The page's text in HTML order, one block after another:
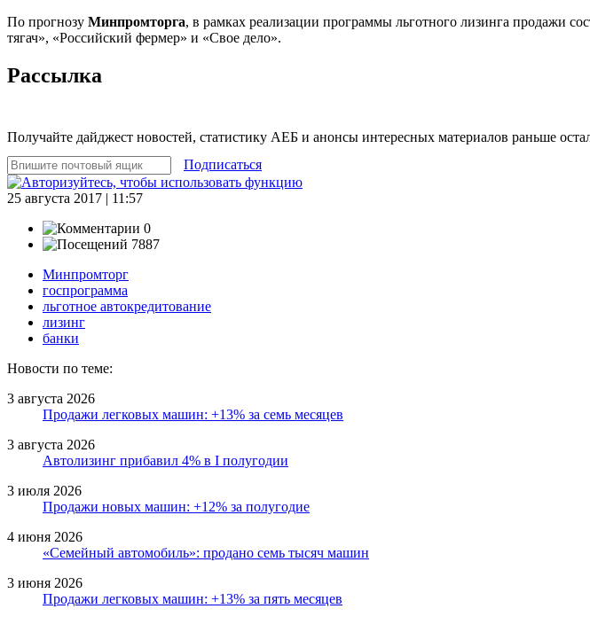
По прогнозу Минпромторга, в рамках реализации программы льготного лизинга продажи
тягач», «Российский фермер» и «Свое дело».
Рассылка
Получайте дайджест новостей, статистику АЕБ и анонсы интересных материалов раньше
Подписаться
25 августа 2017 | 11:57
0
7887
Минпромторг
госпрограмма
льготное автокредитование
лизинг
банки
Новости по теме:
3 августа 2026
Продажи легковых машин: +13% за семь месяцев
3 августа 2026
Автолизинг прибавил 4% в I полугодии
3 июля 2026
Продажи новых машин: +12% за полугодие
4 июня 2026
«Семейный автомобиль»: продано семь тысяч машин
3 июня 2026
Продажи легковых машин: +13% за пять месяцев